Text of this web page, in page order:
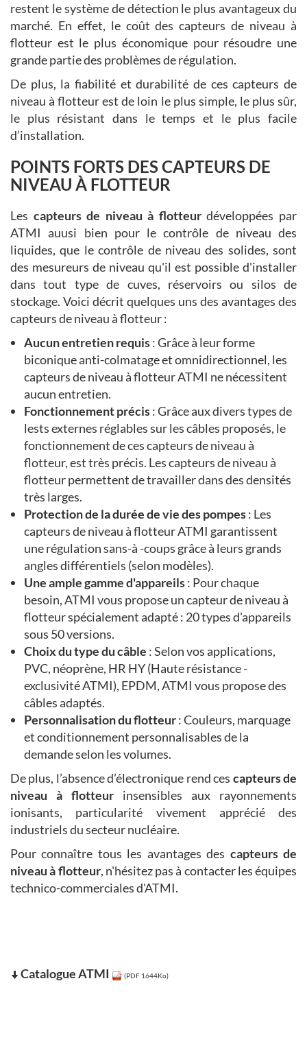
restent le système de détection le plus avantageux du
marché. En effet, le coût des capteurs de niveau à
flotteur est le plus économique pour résoudre une
grande partie des problèmes de régulation.
De plus, la fiabilité et durabilité de ces capteurs de
niveau à flotteur est de loin le plus simple, le plus sûr,
le plus résistant dans le temps et le plus facile
d’installation.
POINTS FORTS DES CAPTEURS DE
NIVEAU À FLOTTEUR
Les capteurs de niveau à flotteurdéveloppées par
ATMI auusi bien pour le contrôle de niveau des
liquides, que le contrôle de niveau des solides, sont
des mesureurs de niveau qu'il est possible d'installer
dans tout type de cuves, réservoirs ou silos de
stockage. Voici décrit quelques uns des avantages des
capteurs de niveau à flotteur :
Aucun entretien requis: Grâce à leur forme
biconique anti-colmatage et omnidirectionnel, les
capteurs de niveau à flotteur ATMI ne nécessitent
aucun entretien.
Fonctionnement précis: Grâce aux divers types de
lests externes réglables sur les câbles proposés, le
fonctionnement de ces capteurs de niveau à
flotteur, est très précis. Les capteurs de niveau à
flotteur permettent de travailler dans des densités
très larges.
Protection de la durée de vie des pompes: Les
capteurs de niveau à flotteur ATMI garantissent
une régulation sans-à -coups grâce à leurs grands
angles différentiels (selon modèles).
Une ample gamme d'appareils: Pour chaque
besoin, ATMI vous propose un capteur de niveau à
flotteur spécialement adapté : 20 types d'appareils
sous 50 versions.
Choix du type du câble : Selon vos applications,
PVC, néoprène, HR HY (Haute résistance -
exclusivité ATMI), EPDM, ATMI vous propose des
câbles adaptés.
Personnalisation du flotteur: Couleurs, marquage
et conditionnement personnalisables de la
demande selon les volumes.
De plus, l’absence d’électronique rend ces capteurs de
niveau à flotteur insensibles aux rayonnements
ionisants, particularité vivement apprécié des
industriels du secteur nucléaire.
Pour connaître tous les avantages des capteurs de
niveau à flotteur, n'hésitez pas à contacter les équipes
technico-commerciales d'ATMI.
Catalogue ATMI (PDF 1644Ko)